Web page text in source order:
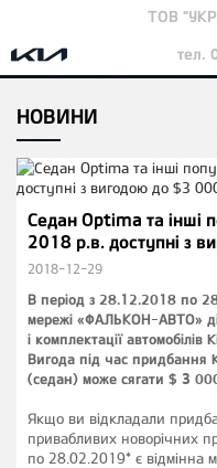
ТОВ
тел.
НОВИНИ
Седан Optima та інші
2018 р.в. доступні з
2018-12-29
В період з 28.12.2018 по
мережі «ФАЛЬКОН-АВТО»
і комплектації
Вигода під час придбання
(седан) може сягати $ 3
Якщо ви відкладали
привабливих новорічних
по 28.02.2019* є відмінна